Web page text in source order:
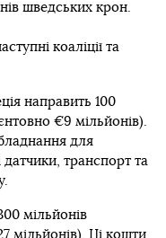
шведських крон.
коаліції та
направить 100
€9 мільйонів).
для
транспорт та
мільйонів
мільйонів). Ці кошти